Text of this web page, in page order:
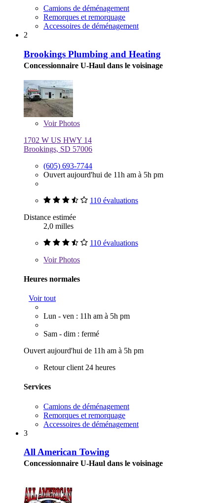
Camions de déménagement
Remorques et remorquage
Accessoires de déménagement
2
Brookings Plumbing and Heating
Concessionnaire U-Haul dans le voisinage
VoirPhotos
1702 W US HWY 14
Brookings, SD 57006
(605) 693-7744
Ouvert aujourd'hui de 11h am à 5h pm
110 évaluations
Distance estimée
2,0 milles
110 évaluations
VoirPhotos
Heures normales
Voir tout
Lun - ven : 11h am à 5h pm
Sam - dim : fermé
Ouvert aujourd'hui de 11h am à 5h pm
Retour client 24 heures
Services
Camions de déménagement
Remorques et remorquage
Accessoires de déménagement
3
All American Towing
Concessionnaire U-Haul dans le voisinage